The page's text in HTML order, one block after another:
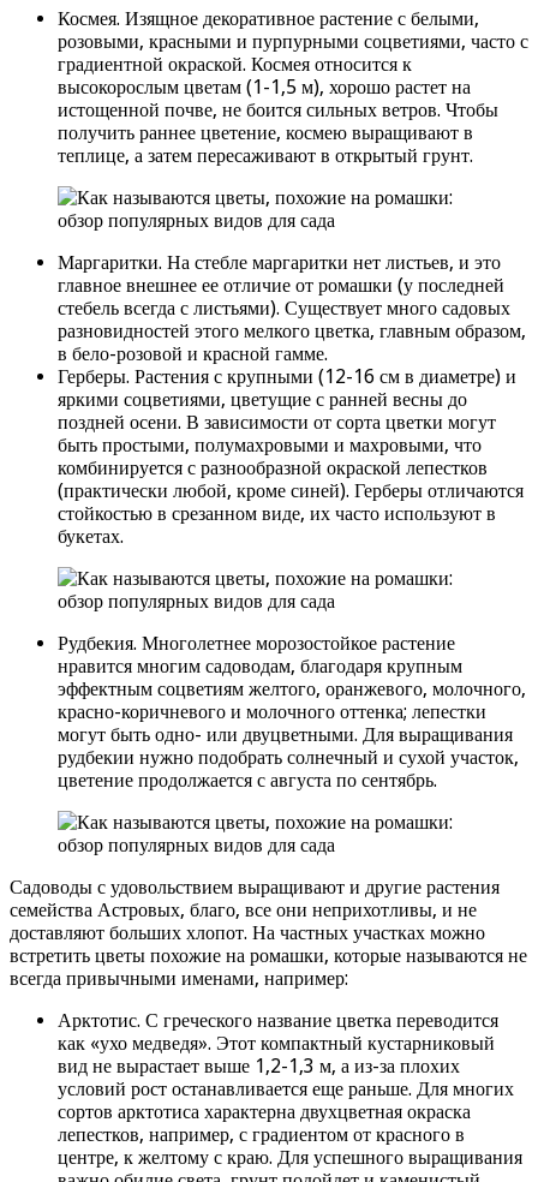
Космея. Изящное декоративное растение с белыми,
розовыми, красными и пурпурными соцветиями, часто с
градиентной окраской. Космея относится к
высокорослым цветам (1-1,5 м), хорошо растет на
истощенной почве, не боится сильных ветров. Чтобы
получить раннее цветение, космею выращивают в
теплице, а затем пересаживают в открытый грунт.
Маргаритки. На стебле маргаритки нет листьев, и это
главное внешнее ее отличие от ромашки (у последней
стебель всегда с листьями). Существует много садовых
разновидностей этого мелкого цветка, главным образом,
в бело-розовой и красной гамме.
Герберы. Растения с крупными (12-16 см в диаметре) и
яркими соцветиями, цветущие с ранней весны до
поздней осени. В зависимости от сорта цветки могут
быть простыми, полумахровыми и махровыми, что
комбинируется с разнообразной окраской лепестков
(практически любой, кроме синей). Герберы отличаются
стойкостью в срезанном виде, их часто используют в
букетах.
Рудбекия. Многолетнее морозостойкое растение
нравится многим садоводам, благодаря крупным
эффектным соцветиям желтого, оранжевого, молочного,
красно-коричневого и молочного оттенка; лепестки
могут быть одно- или двуцветными. Для выращивания
рудбекии нужно подобрать солнечный и сухой участок,
цветение продолжается с августа по сентябрь.
Садоводы с удовольствием выращивают и другие растения
семейства Астровых, благо, все они неприхотливы, и не
доставляют больших хлопот. На частных участках можно
встретить цветы похожие на ромашки, которые называются не
всегда привычными именами, например:
Арктотис. С греческого название цветка переводится
как «ухо медведя». Этот компактный кустарниковый
вид не вырастает выше 1,2-1,3 м, а из-за плохих
условий рост останавливается еще раньше. Для многих
сортов арктотиса характерна двухцветная окраска
лепестков, например, с градиентом от красного в
центре, к желтому с краю. Для успешного выращивания